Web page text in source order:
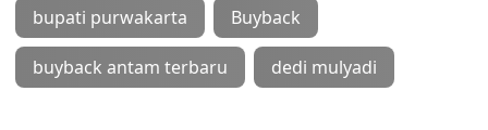
bupati purwakarta Buyback
buyback antam terbaru dedi mulyadi